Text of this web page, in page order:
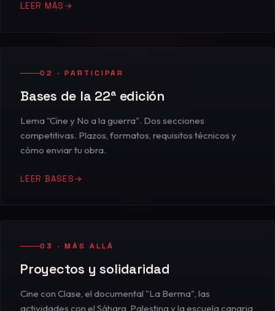
LEER MÁS →
02 · PARTICIPAR
Bases de la 22ª edición
Lema "Cine y No a la guerra". Dos secciones
competitivas. Plazos, formatos, requisitos técnicos y
cómo enviar tu obra.
LEER BASES→
03 · MÁS ALLÁ
Proyectos y solidaridad
Cine con Clase, el documental "La Berma", las
actividades con el Sáhara, Palestina y la escuela canaria